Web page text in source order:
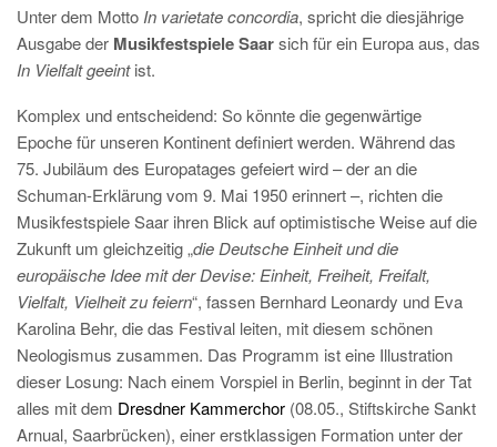
Unter dem Motto In varietate concordia, spricht die diesjährige
Ausgabe der Musikfestspiele Saarsich für ein Europa aus, das
In Vielfalt geeintist.
Komplex und entscheidend: So könnte die gegenwärtige
Epoche für unseren Kontinent definiert werden. Während das
75. Jubiläum des Europatages gefeiert wird – der an die
Schuman-Erklärung vom 9. Mai 1950 erinnert –, richten die
Musikfestspiele Saar ihren Blick auf optimistische Weise auf die
Zukunft um gleichzeitig „die Deutsche Einheit und die
europäische Idee mit der Devise: Einheit, Freiheit, Freifalt,
Vielfalt, Vielheit zu feiern“, fassen Bernhard Leonardy und Eva
Karolina Behr, die das Festival leiten, mit diesem schönen
Neologismus zusammen. Das Programm ist eine Illustration
dieser Losung: Nach einem Vorspiel in Berlin, beginnt in der Tat
alles mit dem Dresdner Kammerchor (08.05., Stiftskirche Sankt
Arnual, Saarbrücken), einer erstklassigen Formation unter der